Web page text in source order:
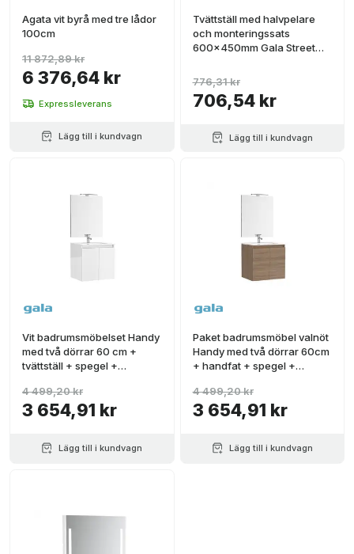
Agata vit byrå med tre lådor
100cm
6 376,64 kr
11 872,89 kr
Expressleverans
Lägg till i kundvagn
Tvättställ med halvpelare
och monteringssats
600x450mm Gala Street
706,54 kr
776,31 kr
Lägg till i kundvagn
Vit badrumsmöbelset Handy
med två dörrar 60 cm +
tvättställ + spegel +
3 654,91 kr
4 499,20 kr
Lägg till i kundvagn
Paket badrumsmöbel valnöt
Handy med två dörrar 60cm
+ handfat + spegel +
3 654,91 kr
4 499,20 kr
Lägg till i kundvagn